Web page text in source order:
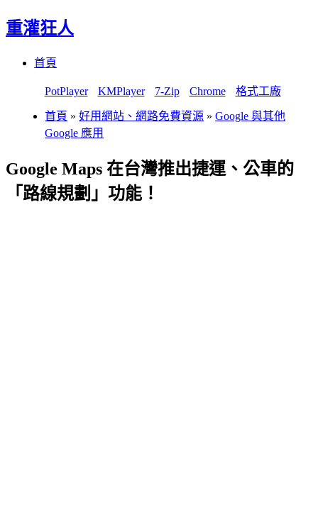
重灌狂人
首頁
PotPlayer KMPlayer 7-Zip Chrome 格式工廠
首頁 » 好用網站、網路免費資源 » Google 與其他
Google 應用
Google Maps 在台灣推出捷運、公車的
「路線規劃」功能！